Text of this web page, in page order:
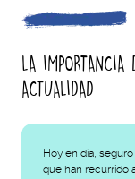
LA
ACTUALIDAD
Hoy en día,
que han recurrido